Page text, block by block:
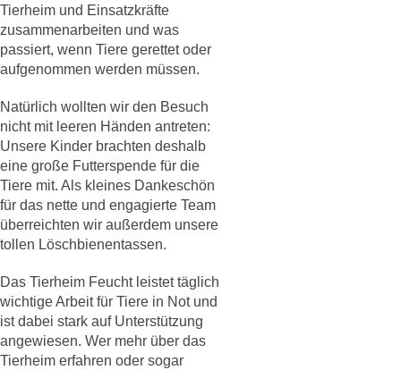
Tierheim und Einsatzkräfte
zusammenarbeiten und was
passiert, wenn Tiere gerettet oder
aufgenommen werden müssen.
Natürlich wollten wir den Besuch
nicht mit leeren Händen antreten:
Unsere Kinder brachten deshalb
eine große Futterspende für die
Tiere mit. Als kleines Dankeschön
für das nette und engagierte Team
überreichten wir außerdem unsere
tollen Löschbienentassen.
Das Tierheim Feucht leistet täglich
wichtige Arbeit für Tiere in Not und
ist dabei stark auf Unterstützung
angewiesen. Wer mehr über das
Tierheim erfahren oder sogar